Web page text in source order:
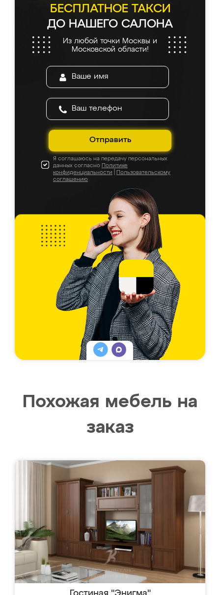
БЕСПЛАТНОЕ ТАКСИ
ДО НАШЕГО САЛОНА
Из любой точки Москвы и
Московской области!
Отправить
Я соглашаюсь на передачу персональных
данных согласно Политике
конфиденциальности
Пользовательскому
соглашению
Похожая мебель на
заказ